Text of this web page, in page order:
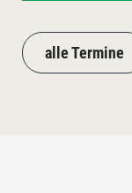
alle Termine